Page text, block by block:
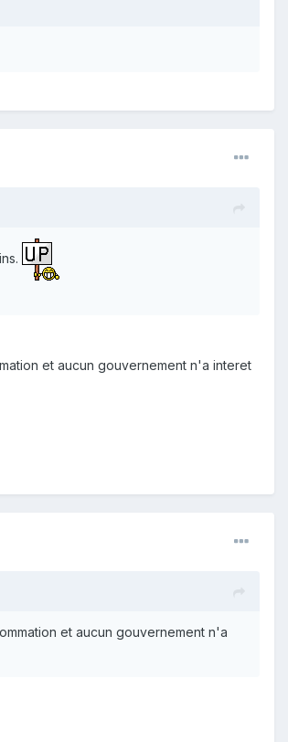
et aucun gouvernement n'a interet
et aucun gouvernement n'a